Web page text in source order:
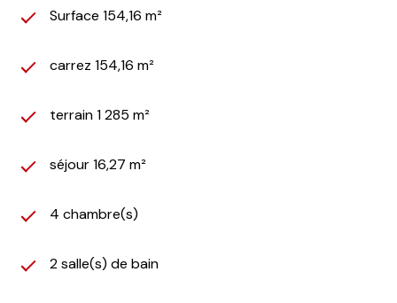
Surface 154,16 m²
carrez 154,16 m²
terrain 1 285 m²
séjour 16,27 m²
4 chambre(s)
2 salle(s) de bain